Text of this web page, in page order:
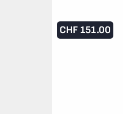
CHF 151.00